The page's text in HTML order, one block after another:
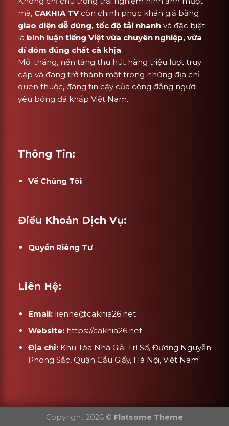
mà, CAKHIA TVcòn chinh phục khán giả bằng
giao diện dễ dùng, tốc độ tải nhanh và đặc biệt
là bình luận tiếng Việt vừa chuyên nghiệp, vừa
dí dỏm đúng chất cà khịa.
Mỗi tháng, nền tảng thu hút hàng triệu lượt truy
cập và đang trở thành một trong những địa chỉ
quen thuộc, đáng tin cậy của cộng đồng người
yêu bóng đá khắp Việt Nam.
Thông Tin:
Về Chúng Tôi
Điều Khoản Dịch Vụ:
Quyền Riêng Tư
Liên Hệ:
Email: lienhe@cakhia26.net
Website: https://cakhia26.net
Địa chỉ: Khu Tòa Nhà Giải Trí Số, Đường Nguyễn
Phong Sắc, Quận Cầu Giấy, Hà Nội, Việt Nam
Copyright 2026 © Flatsome Theme